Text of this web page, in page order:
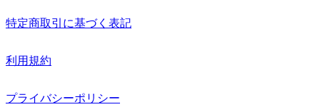
特定商取引に基づく表記
利用規約
プライバシーポリシー